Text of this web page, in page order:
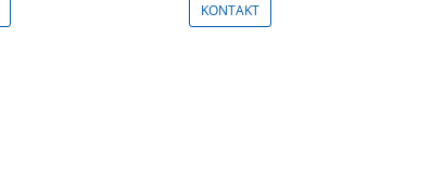
KONTAKT